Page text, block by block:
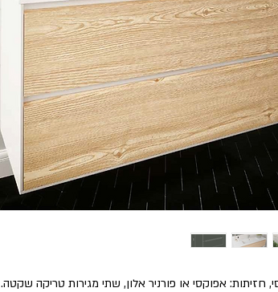
חזיתות: אפוקסי או פורניר אלון, שתי מגירות טריקה שקטה.